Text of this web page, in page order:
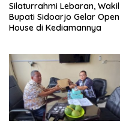
Silaturrahmi Lebaran, Wakil
Bupati Sidoarjo Gelar Open
House di Kediamannya